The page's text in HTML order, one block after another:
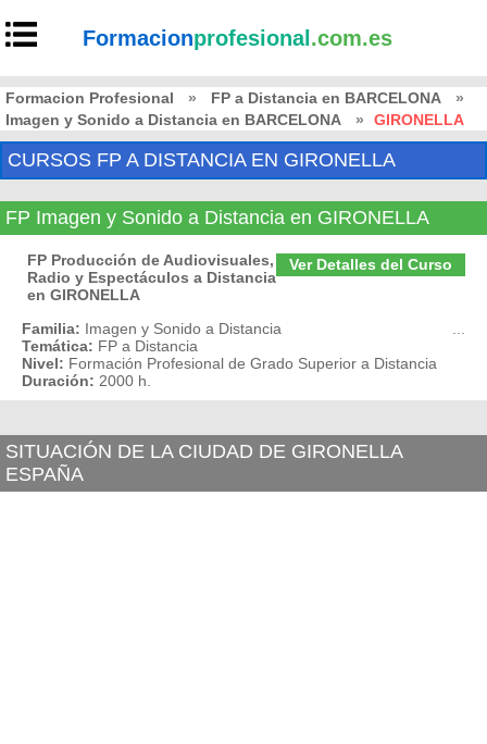
Formacionprofesional .com.es
Formacion Profesional » FP a Distancia en BARCELONA
»
Imagen y Sonido a Distancia en BARCELONA
» GIRONELLA
CURSOS FP A DISTANCIA EN GIRONELLA
FP Imagen y Sonido a Distancia en GIRONELLA
Ver Detalles del Curso
FP Producción de Audiovisuales,
Radio y Espectáculos a Distancia
en GIRONELLA
Familia: Imagen y Sonido a Distancia
Temática: FP a Distancia
Nivel: Formación Profesional de Grado Superior a Distancia
Duración: 2000 h.
SITUACIÓN DE LA CIUDAD DE GIRONELLA
ESPAÑA